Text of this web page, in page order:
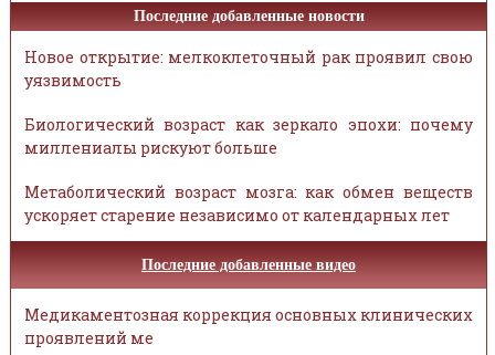
Последние добавленные новости
Новое открытие: мелкоклеточный рак проявил свою
уязвимость
Биологический возраст как зеркало эпохи: почему
миллениалы рискуют больше
Метаболический возраст мозга: как обмен веществ
ускоряет старение независимо от календарных лет
Последние добавленные видео
Медикаментозная коррекция основных клинических
проявлений ме